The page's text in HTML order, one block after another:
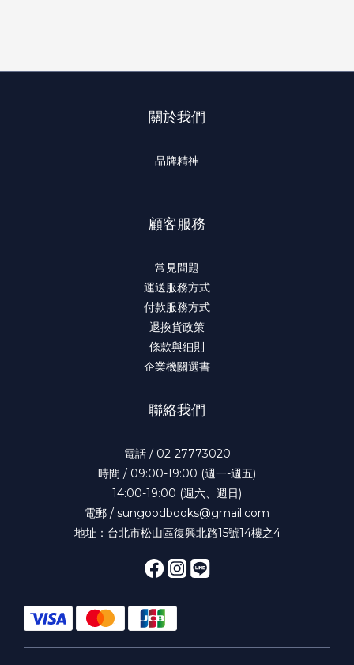
關於我們
品牌精神
顧客服務
常見問題
運送服務方式
付款服務方式
退換貨政策
條款與細則
企業機關選書
聯絡我們
電話 / 02-27773020
時間 / 09:00-19:00 (週一-週五)
14:00-19:00 (週六、週日)
電郵 / sungoodbooks@gmail.com
地址：台北市松山區復興北路15號14樓之4